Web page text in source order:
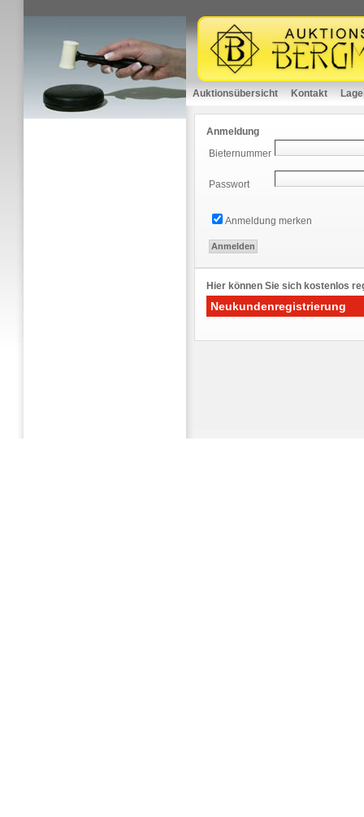
Auktionsübersicht Kontakt
Anmeldung
Bieternummer
Passwort
Anmeldung merken
Hier können Sie sich kostenlos
Neukundenregistrierung